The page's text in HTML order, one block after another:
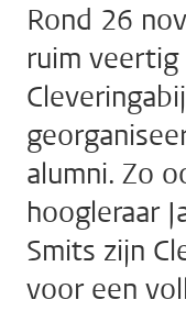
Rond 26
ruim
alumni. Zo
hoogleraar
Smits zijn
voor een